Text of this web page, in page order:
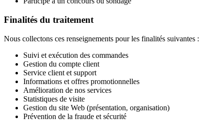
Finalités du traitement
Nous collectons ces renseignements pour les finalités suivantes :
Suivi et exécution des commandes
Gestion du compte client
Service client et support
Informations et offres promotionnelles
Amélioration de nos services
Statistiques de visite
Gestion du site Web (présentation, organisation)
Prévention de la fraude et sécurité